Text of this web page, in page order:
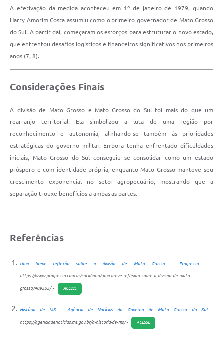
A efetivação da medida aconteceu em 1º de janeiro de 1979, quando
Harry Amorim Costa assumiu como o primeiro governador de Mato Grosso
do Sul. A partir daí, começaram os esforços para estruturar o novo estado,
que enfrentou desafios logísticos e financeiros significativos nos primeiros
anos (7, 8).
Considerações Finais
A divisão de Mato Grosso e Mato Grosso do Sul foi mais do que um
rearranjo territorial. Ela simbolizou a luta de uma região por
reconhecimento e autonomia, alinhando-se também às prioridades
estratégicas do governo militar. Embora tenha enfrentado dificuldades
iniciais, Mato Grosso do Sul conseguiu se consolidar como um estado
próspero e com identidade própria, enquanto Mato Grosso manteve seu
crescimento exponencial no setor agropecuário, mostrando que a
separação trouxe benefícios a ambas as partes.
Referências
Uma breve reflexão sobre a divisão de Mato Grosso - Progresso-
https://www.progresso.com.br/cotidiano/uma-breve-reflexao-sobre-a-divisao-de-mato-
grosso/409553/ - ACESSE
História de MS – Agência de Notícias do Governo de Mato Grosso do Sul-
https://agenciadenoticias.ms.gov.br/a-historia-de-ms/ - ACESSE